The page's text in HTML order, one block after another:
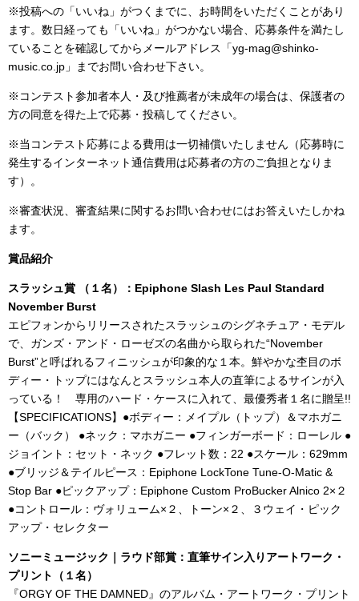
※投稿への「いいね」がつくまでに、お時間をいただくことがあり
ます。数日経っても「いいね」がつかない場合、応募条件を満たし
ていることを確認してからメールアドレス「yg-mag@shinko-
music.co.jp」までお問い合わせ下さい。
※コンテスト参加者本人・及び推薦者が未成年の場合は、保護者の
方の同意を得た上で応募・投稿してください。
※当コンテスト応募による費用は一切補償いたしません（応募時に
発生するインターネット通信費用は応募者の方のご負担となりま
す）。
※審査状況、審査結果に関するお問い合わせにはお答えいたしかね
ます。
賞品紹介
スラッシュ賞 （１名）：Epiphone Slash Les Paul Standard
November Burst
エピフォンからリリースされたスラッシュのシグネチュア・モデル
で、ガンズ・アンド・ローゼズの名曲から取られた“November
Burst”と呼ばれるフィニッシュが印象的な１本。鮮やかな杢目のボ
ディー・トップにはなんとスラッシュ本人の直筆によるサインが入
っている！ 専用のハード・ケースに入れて、最優秀者１名に贈呈!!
【SPECIFICATIONS】●ボディー：メイプル（トップ）＆マホガニ
ー（バック） ●ネック：マホガニー ●フィンガーボード：ローレル ●
ジョイント：セット・ネック ●フレット数：22 ●スケール：629mm
●ブリッジ＆テイルピース：Epiphone LockTone Tune-O-Matic &
Stop Bar ●ピックアップ：Epiphone Custom ProBucker Alnico 2×２
●コントロール：ヴォリューム×２、トーン×２、３ウェイ・ピック
アップ・セレクター
ソニーミュージック｜ラウド部賞：直筆サイン入りアートワーク・
プリント（１名）
『ORGY OF THE DAMNED』のアルバム・アートワーク・プリント